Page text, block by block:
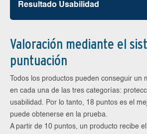
Resultado Usabilidad
Valoración mediante el
puntuación
Todos los productos pueden conseguir un
en cada una de las tres categorías:
usabilidad. Por lo tanto, 18 puntos es el
puede obtenerse en la prueba.
A partir de 10 puntos, un producto recibe